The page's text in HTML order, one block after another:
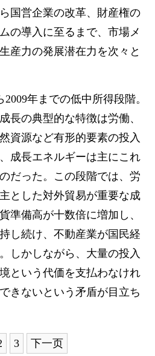
国営企業の改革、財産権の
の導入に至るまで、市場メ
産力の発展潜在力を次々と
年までの低中所得段階。
長の典型的な特徴は労働、
資源など有形的要素の投入
成長エネルギーは主にこれ
だった。この段階では、労
とした対外貿易が重要な成
準備高が十数倍に増加し、
し続け、不動産業が国民経
しかしながら、大量の投入
という代価を支払わなけれ
きないという矛盾が目立ち
3 下一页